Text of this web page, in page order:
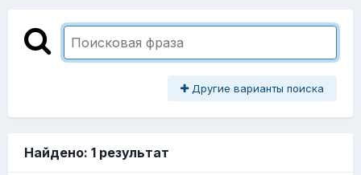
Другие варианты поиска
Найдено: 1 результат